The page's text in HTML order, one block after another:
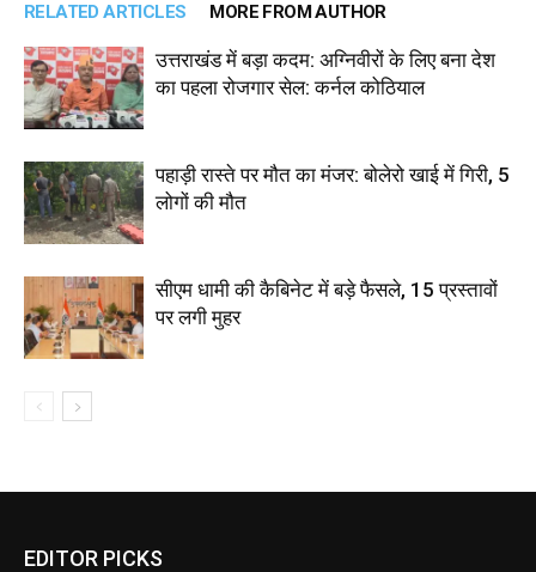
RELATED ARTICLES MORE FROM AUTHOR
उत्तराखंड में बड़ा कदम: अग्निवीरों के लिए बना देश
का पहला रोजगार सेल: कर्नल कोठियाल
पहाड़ी रास्ते पर मौत का मंजर: बोलेरो खाई में गिरी, 5
लोगों की मौत
सीएम धामी की कैबिनेट में बड़े फैसले, 15 प्रस्तावों
पर लगी मुहर
EDITOR PICKS